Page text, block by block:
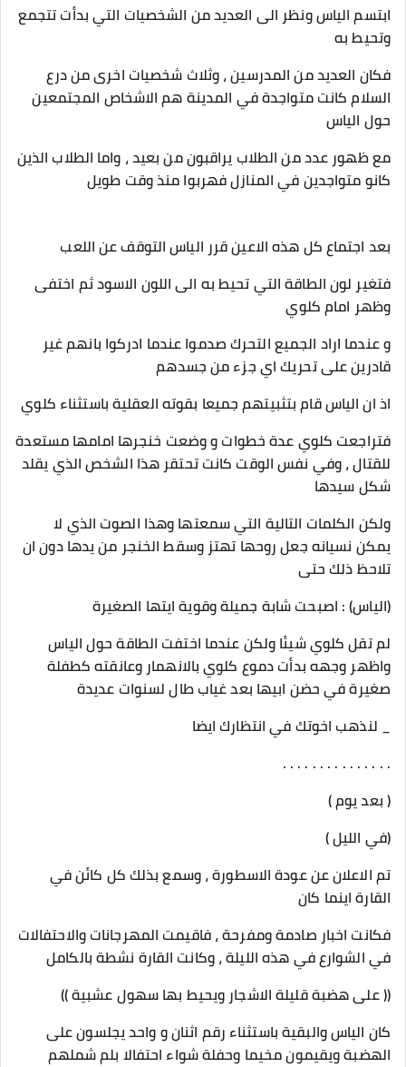
ابتسم الياس ونظر الى العديد من الشخصيات التي بدأت تتجمع
وتحيط به
فكان العديد من المدرسين ، وثلاث شخصيات اخرى من درع
السلام كانت متواجدة في المدينة هم الاشخاص المجتمعين
حول الياس
مع ظهور عدد من الطلاب يراقبون من بعيد ، واما الطلاب الذين
كانو متواجدين في المنازل فهربوا منذ وقت طويل
بعد اجتماع كل هذه الاعين قرر الياس التوقف عن اللعب
فتغير لون الطاقة التي تحيط به الى اللون الاسود ثم اختفى
وظهر امام كلوي
و عندما اراد الجميع التحرك صدموا عندما ادركوا بانهم غير
قادرين على تحريك اي جزء من جسدهم
اذ ان الياس قام بتثبيتهم جميعا بقوته العقلية باستثناء كلوي
فتراجعت كلوي عدة خطوات و وضعت خنجرها امامها مستعدة
للقتال ، وفي نفس الوقت كانت تحتقر هذا الشخص الذي يقلد
شكل سيدها
ولكن الكلمات التالية التي سمعتها وهذا الصوت الذي لا
يمكن نسيانه جعل روحها تهتز وسقط الخنجر من يدها دون ان
تلاحظ ذلك حتى
(الياس) : اصبحت شابة جميلة وقوية ايتها الصغيرة
لم تقل كلوي شيئا ولكن عندما اختفت الطاقة حول الياس
واظهر وجهه بدأت دموع كلوي بالانهمار وعانقته كطفلة
صغيرة في حضن ابيها بعد غياب طال لسنوات عديدة
_ لنذهب اخوتك في انتظارك ايضا
. . . . . . . . . . . . . . .
( بعد يوم )
(في الليل )
تم الاعلان عن عودة الاسطورة ، وسمع بذلك كل كائن في
القارة اينما كان
فكانت اخبار صادمة ومفرحة ، فاقيمت المهرجانات والاحتفالات
في الشوارع في هذه الليلة ، وكانت القارة نشطة بالكامل
(( على هضبة قليلة الاشجار ويحيط بها سهول عشبية ))
كان الياس والبقية باستثناء رقم اثنان و واحد يجلسون على
الهضبة ويقيمون مخيما وحفلة شواء احتفالا بلم شملهم